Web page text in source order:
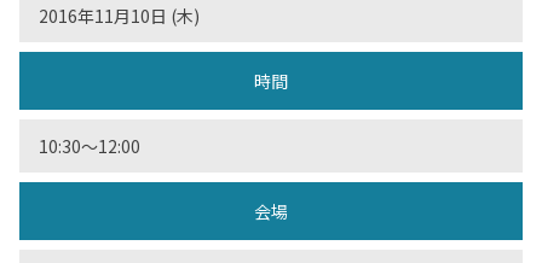
2016年11月10日 (木)
時間
10:30〜12:00
会場